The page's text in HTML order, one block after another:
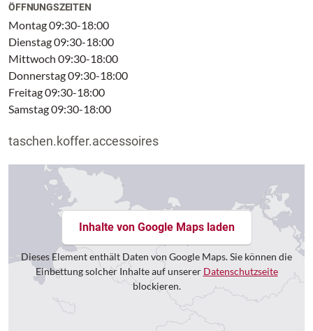
ÖFFNUNGSZEITEN
Montag 09:30-18:00
Dienstag 09:30-18:00
Mittwoch 09:30-18:00
Donnerstag 09:30-18:00
Freitag 09:30-18:00
Samstag 09:30-18:00
taschen.koffer.accessoires
Inhalte von Google Maps laden
Dieses Element enthält Daten von Google Maps. Sie können die
Einbettung solcher Inhalte auf unserer Datenschutzseite
blockieren.